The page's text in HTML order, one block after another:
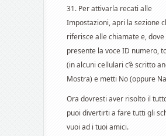
31. Per attivarla recati alle
Impostazioni, apri la sezione
riferisce alle chiamate e, dove
presente la voce ID numero,
(in alcuni cellulari c’è scritto
Mostra) e metti No (oppure
Ora dovresti aver risolto il
puoi divertirti a fare tutti gli
vuoi ad i tuoi amici.